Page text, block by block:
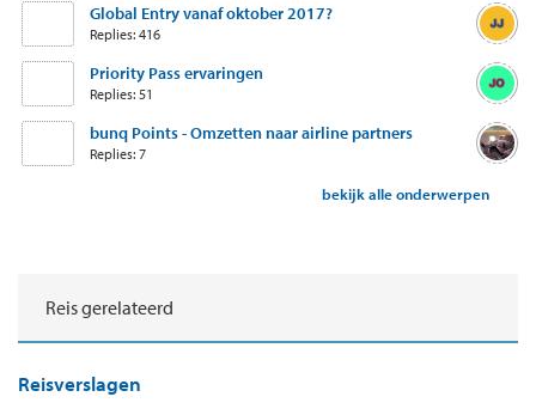
Global Entry vanaf oktober 2017?
Replies: 416
Priority Pass ervaringen
Replies: 51
bunq Points - Omzetten naar airline partners
Replies: 7
bekijk alle onderwerpen
Reis gerelateerd
Reisverslagen